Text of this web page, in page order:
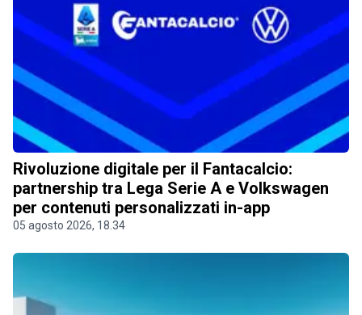
Rivoluzione digitale per il Fantacalcio:
partnership tra Lega Serie A e Volkswagen
per contenuti personalizzati in-app
05 agosto 2026, 18.34